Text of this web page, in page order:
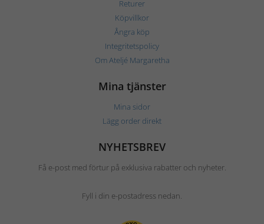
Returer
Köpvillkor
Ångra köp
Integritetspolicy
Om Ateljé Margaretha
Mina tjänster
Mina sidor
Lägg order direkt
NYHETSBREV
Få e-post med förtur på exklusiva rabatter och nyheter.
Fyll i din e-postadress nedan.